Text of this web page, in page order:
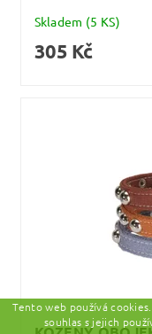
Skladem (5 KS)
305 Kč
Tento web používá
souhlas s jejich